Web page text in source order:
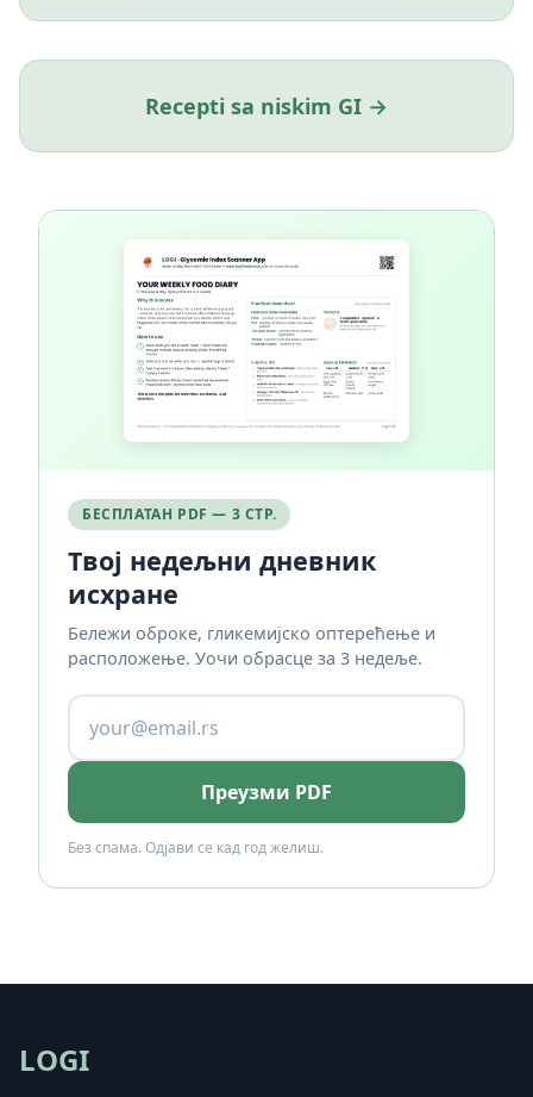
Recepti sa niskim GI →
БЕСПЛАТАН PDF — 3 СТР.
Твој недељни дневник
исхране
Бележи оброке, гликемијско оптерећење и
расположење. Уочи обрасце за 3 недеље.
Преузми PDF
Без спама. Одјави се кад год желиш.
LOGI